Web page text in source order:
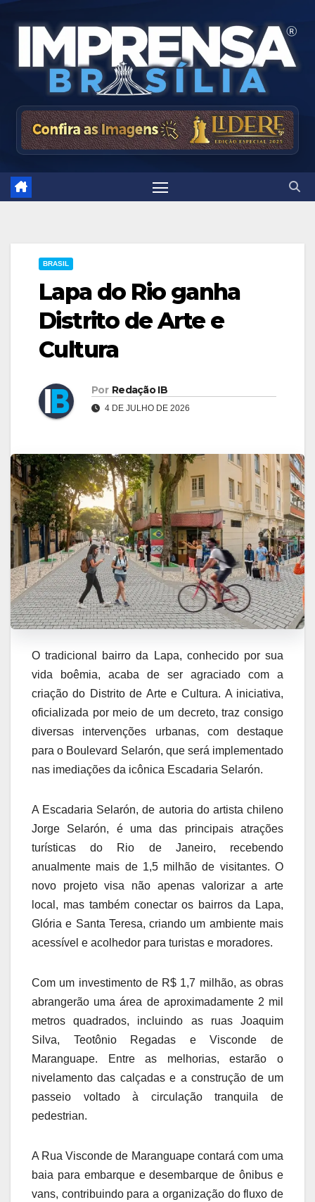
BRASIL
Lapa do Rio ganha
Distrito de Arte e
Cultura
Por Redação IB
4 DE JULHO DE 2026
O tradicional bairro da Lapa, conhecido por sua
vida boêmia, acaba de ser agraciado com a
criação do Distrito de Arte e Cultura. A iniciativa,
oficializada por meio de um decreto, traz consigo
diversas intervenções urbanas, com destaque
para o Boulevard Selarón, que será implementado
nas imediações da icônica Escadaria Selarón.
A Escadaria Selarón, de autoria do artista chileno
Jorge Selarón, é uma das principais atrações
turísticas do Rio de Janeiro, recebendo
anualmente mais de 1,5 milhão de visitantes. O
novo projeto visa não apenas valorizar a arte
local, mas também conectar os bairros da Lapa,
Glória e Santa Teresa, criando um ambiente mais
acessível e acolhedor para turistas e moradores.
Com um investimento de R$ 1,7 milhão, as obras
abrangerão uma área de aproximadamente 2 mil
metros quadrados, incluindo as ruas Joaquim
Silva, Teotônio Regadas e Visconde de
Maranguape. Entre as melhorias, estarão o
nivelamento das calçadas e a construção de um
passeio voltado à circulação tranquila de
pedestrian.
A Rua Visconde de Maranguape contará com uma
baia para embarque e desembarque de ônibus e
vans, contribuindo para a organização do fluxo de